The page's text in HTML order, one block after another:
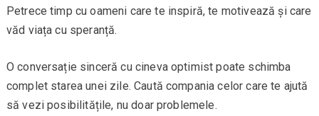
Petrece timp cu oameni care te inspiră, te motivează și care
văd viața cu speranță.
O conversație sinceră cu cineva optimist poate schimba
complet starea unei zile. Caută compania celor care te ajută
să vezi posibilitățile, nu doar problemele.